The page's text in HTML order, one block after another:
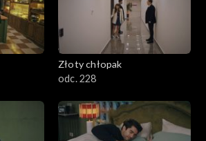
Złoty chłopak
odc. 228